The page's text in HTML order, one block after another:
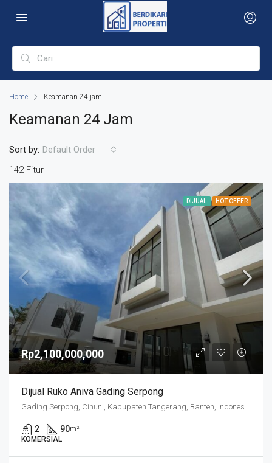
Home Keamanan 24 jam
Keamanan 24 Jam
142 Fitur
Sort by: Default Order
DIJUAL HOT OFFER
Rp2,100,000,000
Dijual Ruko Aniva Gading Serpong
2 90m²
KOMERSIAL